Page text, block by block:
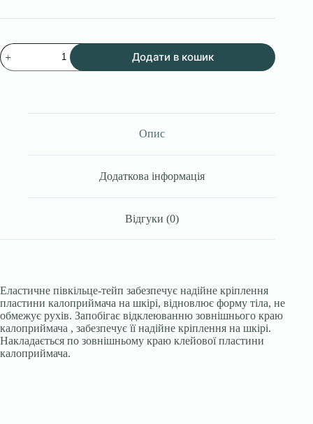
55,00 ₴.
49,00 ₴.
SNS22222
Тейп
напівкільце
кількість
Додати в кошик
Опис
Додаткова інформація
Відгуки (0)
Еластичне півкільце-тейп забезпечує надійне кріплення
пластини калоприймача на шкірі, відновлює форму тіла, не
обмежує рухів. Запобігає відклеюванню зовнішнього краю
калоприймача , забезпечує її надійне кріплення на шкірі.
Накладається по зовнішньому краю клейової пластини
калоприймача.